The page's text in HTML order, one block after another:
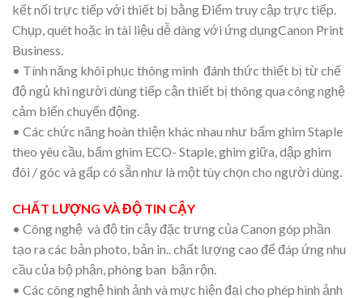
kết nối trực tiếp với thiết bị bằng Điểm truy cập trực tiếp.
Chụp, quét hoặc in tài liệu dễ dàng với ứng dụngCanon Print
Business.
• Tính năng khôi phục thông minh đánh thức thiết bị từ chế
độ ngủ khi người dùng tiếp cận thiết bị thông qua công nghệ
cảm biến chuyển động.
• Các chức năng hoàn thiện khác nhau như bấm ghim Staple
theo yêu cầu, bấm ghim ECO- Staple, ghim giữa, dập ghim
đôi / góc và gấp có sẵn như là một tùy chọn cho người dùng.
CHẤT LƯỢNG VÀ ĐỘ TIN CẬY
• Công nghệ và độ tin cậy đặc trưng của Canon góp phần
tạo ra các bản photo, bản in.. chất lượng cao để đáp ứng nhu
cầu của bộ phận, phòng ban bận rộn.
• Các công nghệ hình ảnh và mực hiện đại cho phép hình ảnh